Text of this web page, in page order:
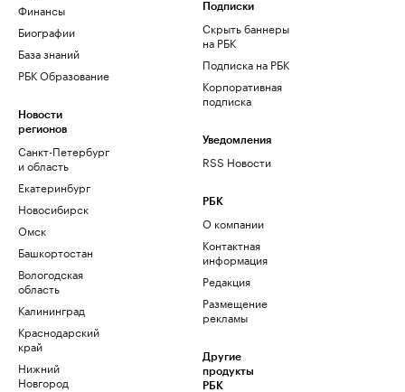
Финансы
Биографии
База знаний
РБК Образование
Новости
регионов
Санкт-Петербург
и область
Екатеринбург
Новосибирск
Омск
Башкортостан
Вологодская
область
Калининград
Краснодарский
край
Нижний
Новгород
Подписки
Скрыть баннеры
на РБК
Подписка на РБК
Корпоративная
подписка
Уведомления
RSS Новости
РБК
О компании
Контактная
информация
Редакция
Размещение
рекламы
Другие
продукты
РБК